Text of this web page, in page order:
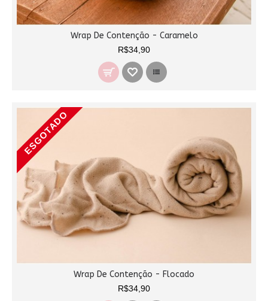
Wrap De Contenção - Caramelo
R$34,90
ESGOTADO
Wrap De Contenção - Flocado
R$34,90